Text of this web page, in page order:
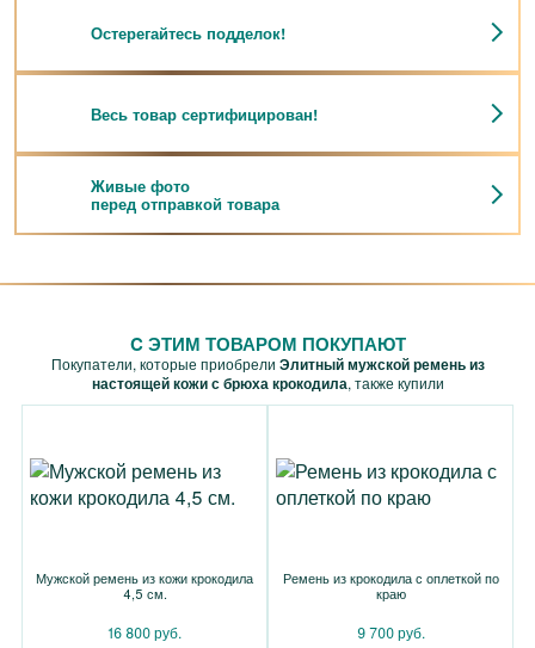
Остерегайтесь подделок!
Весь товар сертифицирован!
Живые фото
перед отправкой товара
C ЭТИМ ТОВАРОМ ПОКУПАЮТ
Покупатели, которые приобрели Элитный мужской ремень из
настоящей кожи с брюха крокодила, также купили
Мужской ремень из кожи крокодила
4,5 см.
16 800 руб.
Ремень из крокодила с оплеткой по
краю
9 700 руб.